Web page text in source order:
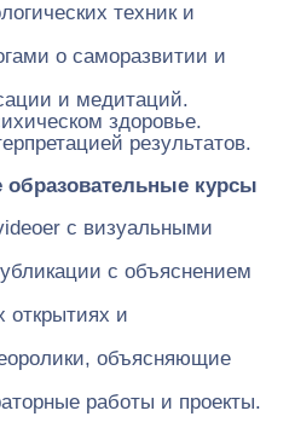
техник и
о саморазвитии и
и медитаций.
здоровье.
результатов.
курсы
с визуальными
с объяснением
открытиях и
объясняющие
работы и проекты.